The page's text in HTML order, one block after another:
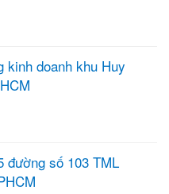
kinh doanh khu Huy
đường số 103 TML